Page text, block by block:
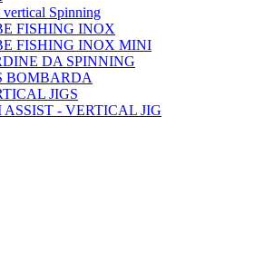
Spinning
FISHING INOX
FISHING INOX MINI
DA SPINNING
BOMBARDA
JIGS
ASSIST - VERTICAL JIG